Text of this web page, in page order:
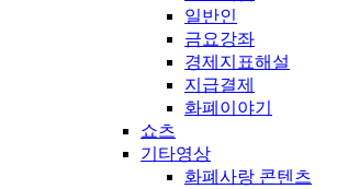
일반인
금요강좌
경제지표해설
지급결제
화폐이야기
쇼츠
기타영상
화폐사랑 콘텐츠